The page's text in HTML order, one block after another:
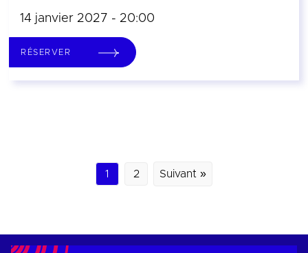
14 janvier 2027 - 20:00
RÉSERVER
1 2 Suivant »